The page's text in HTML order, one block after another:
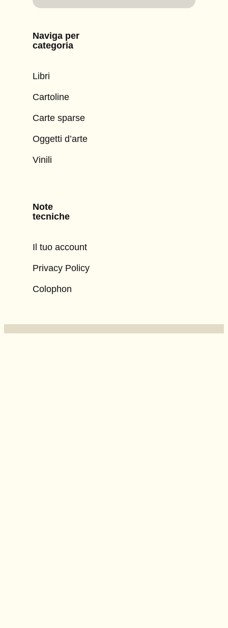
Naviga per
categoria
Libri
Cartoline
Carte sparse
Oggetti d’arte
Vinili
Note
tecniche
Il tuo account
Privacy Policy
Colophon